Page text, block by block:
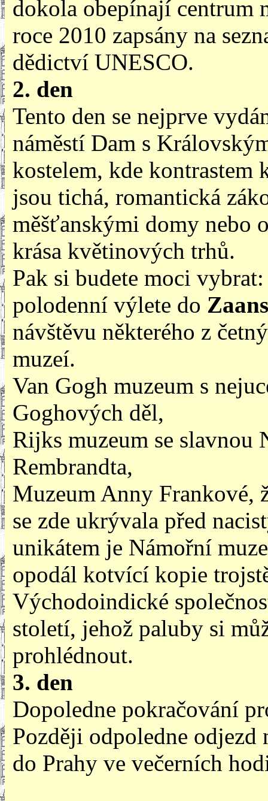
dokola obepínají centrum
roce 2010 zapsány na
dědictví UNESCO.
2. den
Tento den se nejprve
náměstí Dam s
kostelem, kde kontrastem
jsou tichá, romantická
měšťanskými domy nebo
krása květinových trhů.
Pak si budete moci
polodenní výlete do
návštěvu některého z
muzeí.
Van Gogh muzeum s
Goghových děl,
Rijks muzeum se slavnou
Rembrandta,
Muzeum Anny Frankové,
se zde ukrývala před
unikátem je Námořní
opodál kotvící kopie
Východoindické
století, jehož paluby si
prohlédnout.
3. den
Dopoledne pokračování
Později odpoledne odjezd
do Prahy ve večerních